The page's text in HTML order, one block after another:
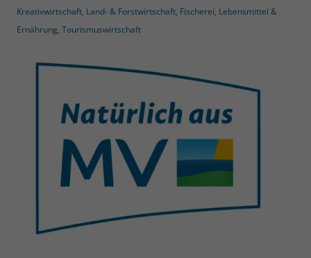
Kreativwirtschaft, Land- & Forstwirtschaft, Fischerei, Lebensmittel &
Ernährung, Tourismuswirtschaft